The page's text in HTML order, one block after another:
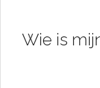
Wie is